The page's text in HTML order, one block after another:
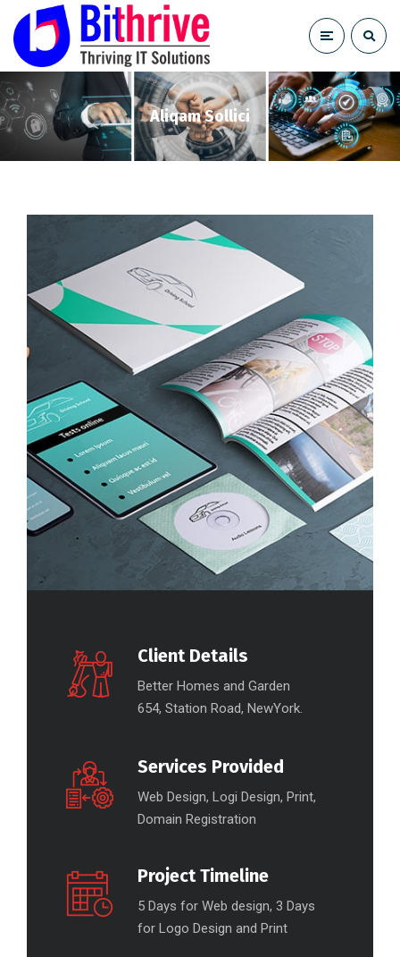
Aliqam Sollici
Client Details
Better Homes and Garden
654, Station Road, NewYork.
Services Provided
Web Design, Logi Design, Print,
Domain Registration
Project Timeline
5 Days for Web design, 3 Days
for Logo Design and Print